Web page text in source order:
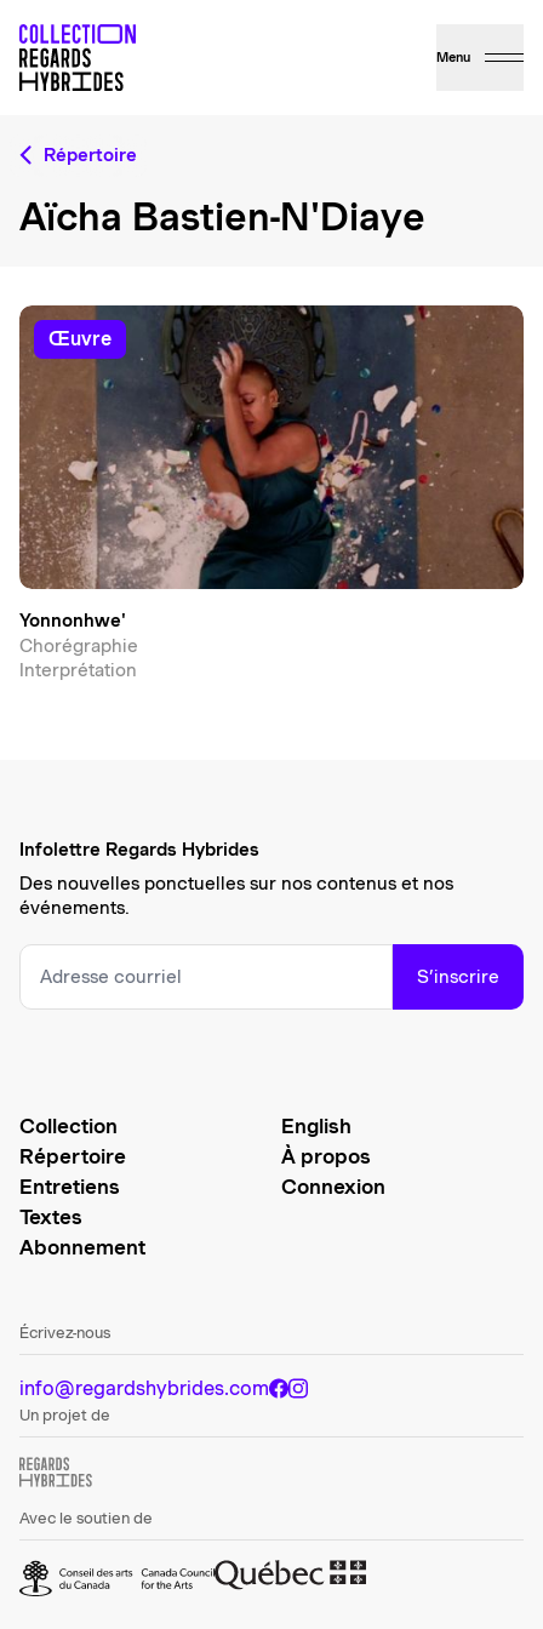
Menu
Répertoire
Aïcha Bastien-N'Diaye
œuvre
Yonnonhwe'
Chorégraphie
Interprétation
Infolettre Regards Hybrides
Des nouvelles ponctuelles sur nos contenus et nos
événements.
S’inscrire
Collection
Répertoire
Entretiens
Textes
Abonnement
English
À propos
Connexion
Écrivez-nous
info@regardshybrides.com
Un projet de
Avec le soutien de